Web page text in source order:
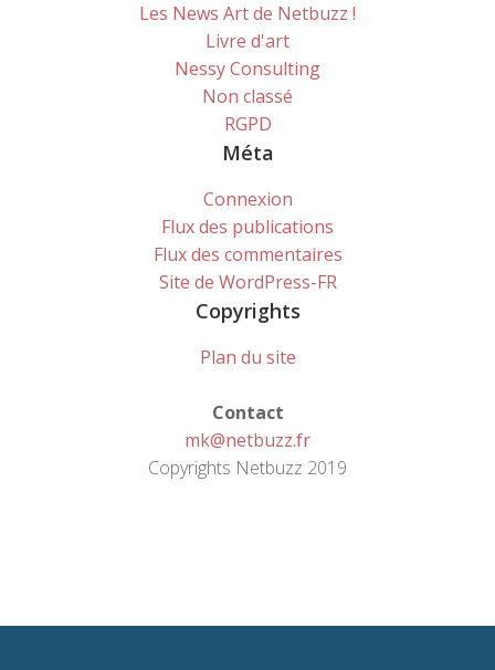
Les News Art de Netbuzz !
Livre d'art
Nessy Consulting
Non classé
RGPD
Méta
Connexion
Flux des publications
Flux des commentaires
Site de WordPress-FR
Copyrights
Plan du site
Contact
mk@netbuzz.fr
Copyrights Netbuzz 2019